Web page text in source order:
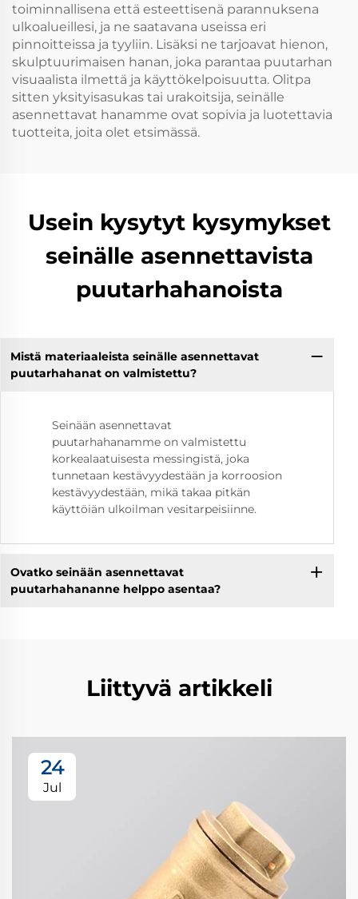
toiminnallisena että esteettisenä parannuksena
ulkoalueillesi, ja ne saatavana useissa eri
pinnoitteissa ja tyyliin. Lisäksi ne tarjoavat hienon,
skulptuurimaisen hanan, joka parantaa puutarhan
visuaalista ilmettä ja käyttökelpoisuutta. Olitpa
sitten yksityisasukas tai urakoitsija, seinälle
asennettavat hanamme ovat sopivia ja luotettavia
tuotteita, joita olet etsimässä.
Usein kysytyt kysymykset
seinälle asennettavista
puutarhahanoista
Mistä materiaaleista seinälle asennettavat
puutarhahanat on valmistettu?
Seinään asennettavat
puutarhahanamme on valmistettu
korkealaatuisesta messingistä, joka
tunnetaan kestävyydestään ja korroosion
kestävyydestään, mikä takaa pitkän
käyttöiän ulkoilman vesitarpeisiinne.
Ovatko seinään asennettavat
puutarhahananne helppo asentaa?
Liittyvä artikkeli
24
Jul